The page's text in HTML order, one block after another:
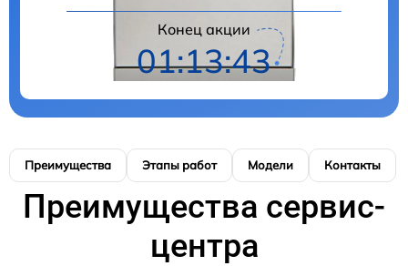
Конец акции
01:13:42
Преимущества Этапы работ Модели Контакты
Преимущества сервис-
центра